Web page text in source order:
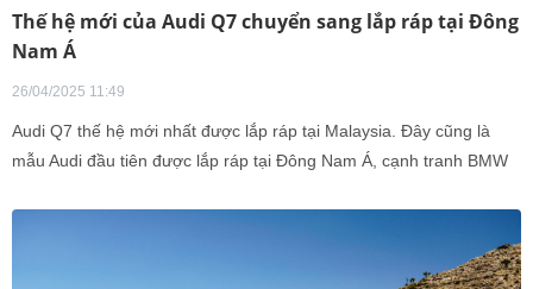
Thế hệ mới của Audi Q7 chuyển sang lắp ráp tại Đông
Nam Á
26/04/2025 11:49
Audi Q7 thế hệ mới nhất được lắp ráp tại Malaysia. Đây cũng là
mẫu Audi đầu tiên được lắp ráp tại Đông Nam Á, cạnh tranh BMW